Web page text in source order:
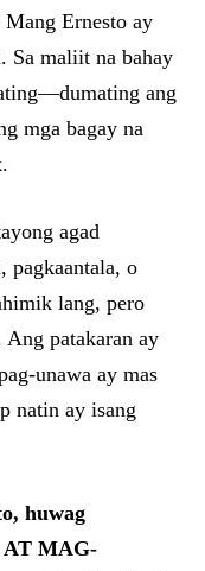
Mang Ernesto ay
Sa maliit na bahay
ang
mga bagay na
agad
pagkaantala, o
lang, pero
Ang patakaran ay
unawa ay mas
natin ay isang
huwag
AT MAG-